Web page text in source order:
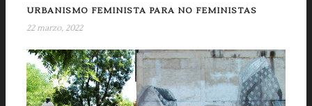
URBANISMO FEMINISTA PARA NO FEMINISTAS
22 marzo, 2022